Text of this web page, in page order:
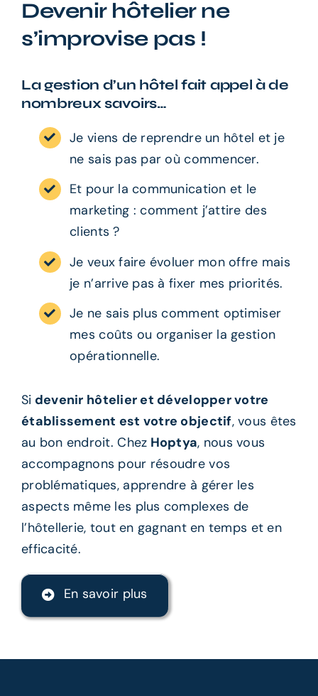
Devenir hôtelier ne
s’improvise pas !
La gestion d’un hôtel fait appel à de
nombreux savoirs…
Je viens de reprendre un hôtel et je
ne sais pas par où commencer.
Et pour la communication et le
marketing : comment j’attire des
clients ?
Je veux faire évoluer mon offre mais
je n’arrive pas à fixer mes priorités.
Je ne sais plus comment optimiser
mes coûts ou organiser la gestion
opérationnelle.
Si devenir hôtelier et développer votre
établissement est votre objectif, vous êtes
au bon endroit. Chez Hoptya, nous vous
accompagnons pour résoudre vos
problématiques, apprendre à gérer les
aspects même les plus complexes de
l’hôtellerie, tout en gagnant en temps et en
efficacité.
En savoir plus